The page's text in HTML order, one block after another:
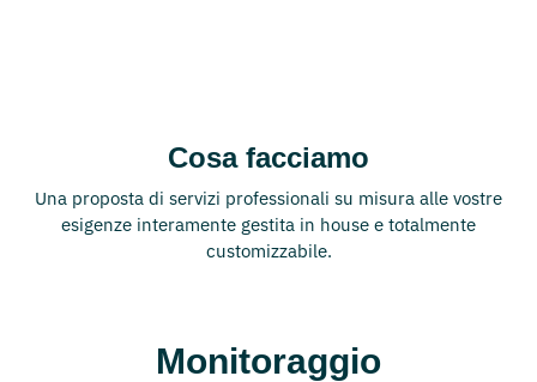
Cosa facciamo
Una proposta di servizi professionali su misura alle vostre
esigenze interamente gestita in house e totalmente
customizzabile.
Monitoraggio